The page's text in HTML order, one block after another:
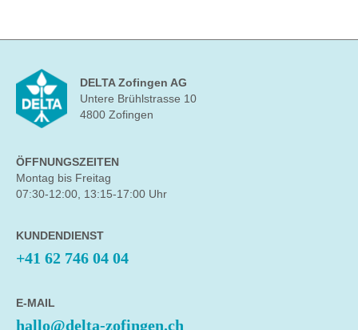
DELTA Zofingen AG
Untere Brühlstrasse 10
4800 Zofingen
ÖFFNUNGSZEITEN
Montag bis Freitag
07:30-12:00, 13:15-17:00 Uhr
KUNDENDIENST
+41 62 746 04 04
E-MAIL
hallo@delta-zofingen.ch